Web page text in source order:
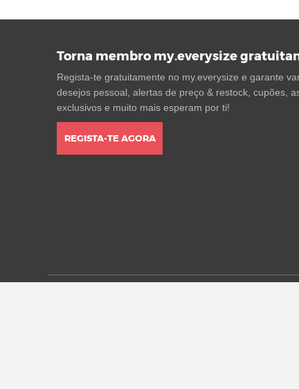
Torna membro my.everysize
Regista-te gratuitamente no my.everysize e garante
desejos pessoal, alertas de preço & restock, cupões,
exclusivos e muito mais esperam por ti!
REGISTA-TE AGORA